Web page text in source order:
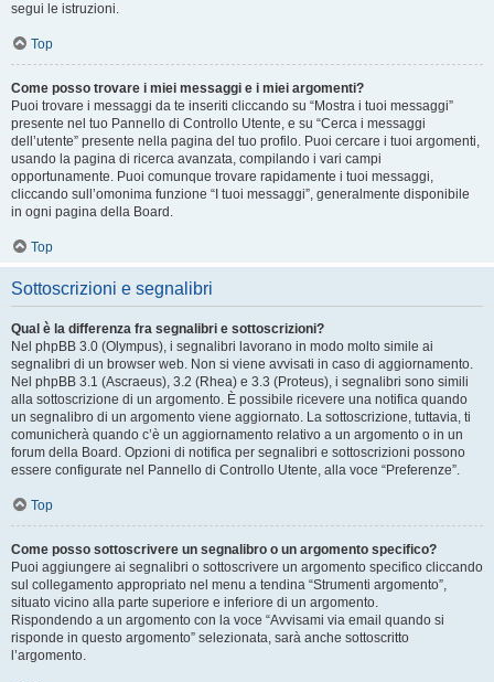
segui le istruzioni.
Top
Come posso trovare i miei messaggi e i miei argomenti?
Puoi trovare i messaggi da te inseriti cliccando su “Mostra i tuoi messaggi”
presente nel tuo Pannello di Controllo Utente, e su “Cerca i messaggi
dell’utente” presente nella pagina del tuo profilo. Puoi cercare i tuoi argomenti,
usando la pagina di ricerca avanzata, compilando i vari campi
opportunamente. Puoi comunque trovare rapidamente i tuoi messaggi,
cliccando sull’omonima funzione “I tuoi messaggi”, generalmente disponibile
in ogni pagina della Board.
Top
Sottoscrizioni e segnalibri
Qual è la differenza fra segnalibri e sottoscrizioni?
Nel phpBB 3.0 (Olympus), i segnalibri lavorano in modo molto simile ai
segnalibri di un browser web. Non si viene avvisati in caso di aggiornamento.
Nel phpBB 3.1 (Ascraeus), 3.2 (Rhea) e 3.3 (Proteus), i segnalibri sono simili
alla sottoscrizione di un argomento. È possibile ricevere una notifica quando
un segnalibro di un argomento viene aggiornato. La sottoscrizione, tuttavia, ti
comunicherà quando c’è un aggiornamento relativo a un argomento o in un
forum della Board. Opzioni di notifica per segnalibri e sottoscrizioni possono
essere configurate nel Pannello di Controllo Utente, alla voce “Preferenze”.
Top
Come posso sottoscrivere un segnalibro o un argomento specifico?
Puoi aggiungere ai segnalibri o sottoscrivere un argomento specifico cliccando
sul collegamento appropriato nel menu a tendina “Strumenti argomento”,
situato vicino alla parte superiore e inferiore di un argomento.
Rispondendo a un argomento con la voce “Avvisami via email quando si
risponde in questo argomento” selezionata, sarà anche sottoscritto
l’argomento.